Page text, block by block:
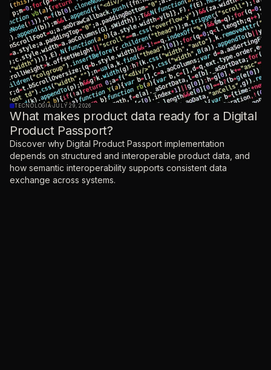
TECNOLOGIA·JULY 29, 2026
What makes product data ready for a Digital
Product Passport?
Discover why Digital Product Passport implementation
depends on structured and interoperable product data, and
how semantic interoperability supports consistent data
exchange across systems.